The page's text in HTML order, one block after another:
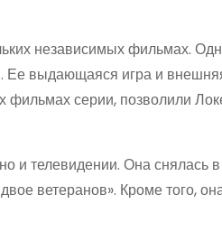
независимых фильмах.
Ее выдающаяся игра и
серии, позволили
и телевидении. Она снялась
ветеранов». Кроме того,